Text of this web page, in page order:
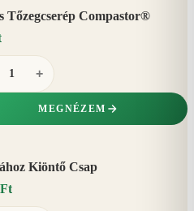
Tőzegcserép Compastor®
+
MEGNÉZEM
Kiöntő Csap